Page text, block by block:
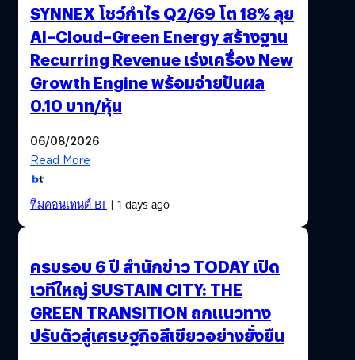
SYNNEX โชว์กำไร Q2/69 โต 18% ลุย
AI–Cloud–Green Energy สร้างฐาน
Recurring Revenue เร่งเครื่อง New
Growth Engine พร้อมจ่ายปันผล
0.10 บาท/หุ้น
06/08/2026
Read More
ทีมคอนเทนต์ BT| 1 days ago
ครบรอบ 6 ปี สำนักข่าว TODAY เปิด
เวทีใหญ่ SUSTAIN CITY: THE
GREEN TRANSITION ถกแนวทาง
ปรับตัวสู่เศรษฐกิจสีเขียวอย่างยั่งยืน